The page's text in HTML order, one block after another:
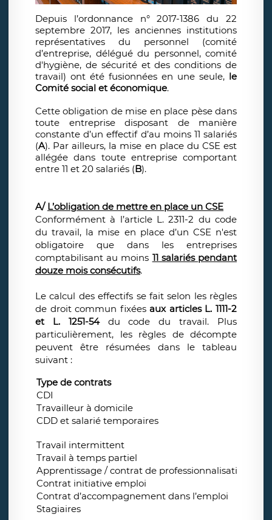
Depuis l’ordonnance n° 2017-1386 du 22
septembre 2017, les anciennes institutions
représentatives du personnel (comité
d’entreprise, délégué du personnel, comité
d'hygiène, de sécurité et des conditions de
travail) ont été fusionnées en une seule, le
Comité social et économique.
Cette obligation de mise en place pèse dans
toute entreprise disposant de manière
constante d’un effectif d’au moins 11 salariés
(A). Par ailleurs, la mise en place du CSE est
allégée dans toute entreprise comportant
entre 11 et 20 salariés (B).
A/ L’obligation de mettre en place un CSE
Conformément à l’article L. 2311-2 du code
du travail, la mise en place d’un CSE n'est
obligatoire que dans les entreprises
comptabilisant au moins 11 salariés pendant
douze mois consécutifs.
Le calcul des effectifs se fait selon les règles
de droit commun fixéesaux articles L. 1111-2
et L. 1251-54du code du travail. Plus
particulièrement, les règles de décompte
peuvent être résumées dans le tableau
suivant :
Type de contrats
CDI
Travailleur à domicile
CDD et salarié temporaires
Travail intermittent
Travail à temps partiel
Apprentissage / contrat de professionnalisation
Contrat initiative emploi
Contrat d’accompagnement dans l’emploi
Stagiaires